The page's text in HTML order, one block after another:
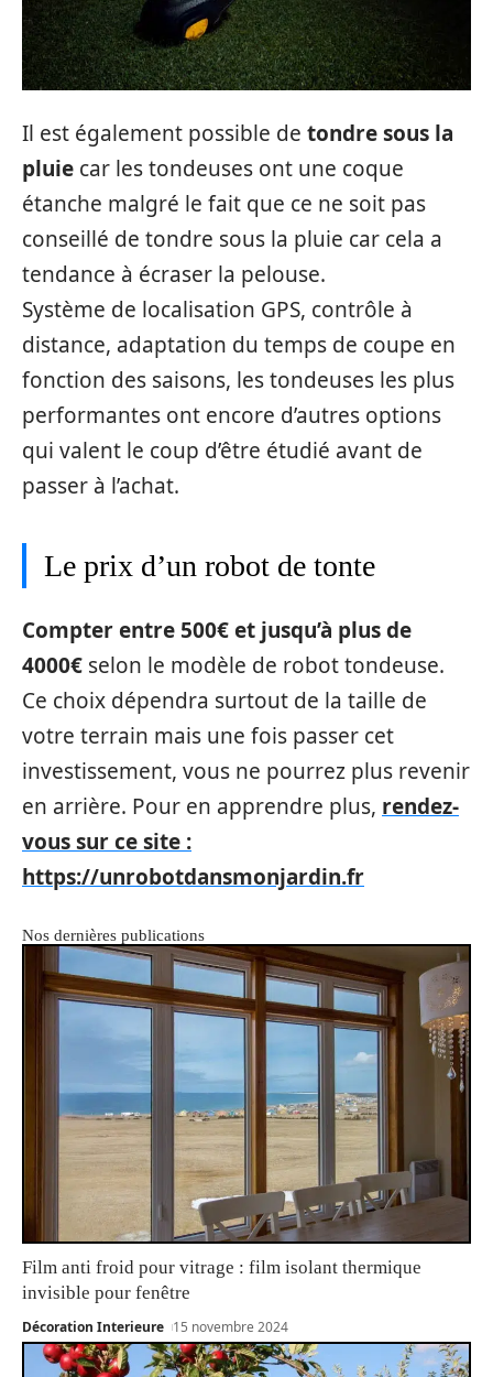
Il est également possible de tondre sous la
pluie car les tondeuses ont une coque
étanche malgré le fait que ce ne soit pas
conseillé de tondre sous la pluie car cela a
tendance à écraser la pelouse.
Système de localisation GPS, contrôle à
distance, adaptation du temps de coupe en
fonction des saisons, les tondeuses les plus
performantes ont encore d’autres options
qui valent le coup d’être étudié avant de
passer à l’achat.
Le prix d’un robot de tonte
Compter entre 500€ et jusqu’à plus de
4000€ selon le modèle de robot tondeuse.
Ce choix dépendra surtout de la taille de
votre terrain mais une fois passer cet
investissement, vous ne pourrez plus revenir
en arrière. Pour en apprendre plus, rendez-
vous sur ce site :
https://unrobotdansmonjardin.fr
Nos dernières publications
Film anti froid pour vitrage : film isolant thermique
invisible pour fenêtre
Décoration Interieure 15 novembre 2024